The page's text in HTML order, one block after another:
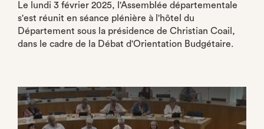
Le lundi 3 février 2025, l'Assemblée départementale
s'est réunit en séance plénière à l'hôtel du
Département sous la présidence de Christian Coail,
dans le cadre de la Débat d'Orientation Budgétaire.